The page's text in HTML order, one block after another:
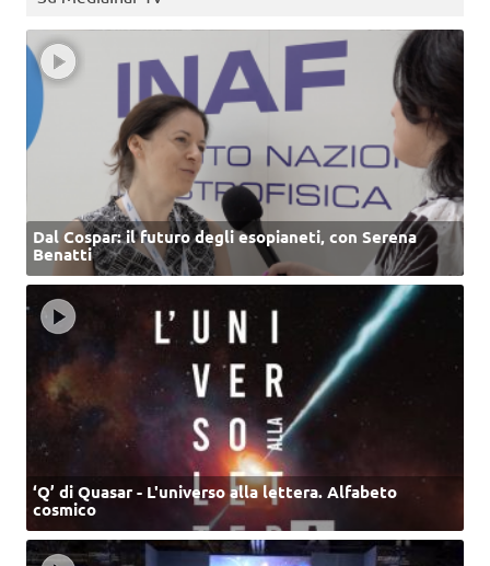
Dal Cospar: il futuro degli esopianeti, con Serena
Benatti
‘Q’ di Quasar - L'universo alla lettera. Alfabeto
cosmico